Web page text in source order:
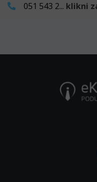
051 543 2... klikni